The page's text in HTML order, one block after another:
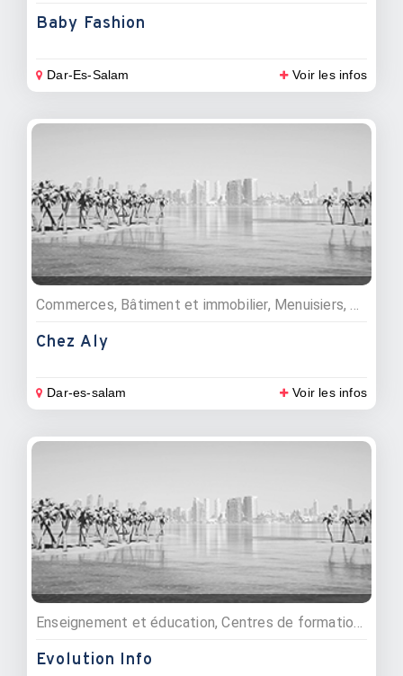
Baby Fashion
Dar-Es-Salam Voir les infos
Chez Aly
Dar-es-salam Voir les infos
Enseignement et éducation, Centres de formations
Evolution Info